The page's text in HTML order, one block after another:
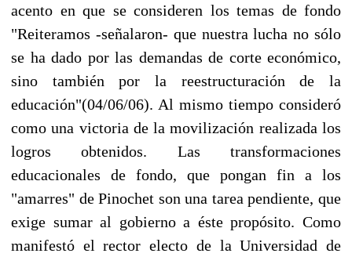
acento en que se consideren los temas de fondo
"Reiteramos -señalaron- que nuestra lucha no sólo
se ha dado por las demandas de corte económico,
sino también por la reestructuración de la
educación"(04/06/06). Al mismo tiempo consideró
como una victoria de la movilización realizada los
logros obtenidos. Las transformaciones
educacionales de fondo, que pongan fin a los
"amarres" de Pinochet son una tarea pendiente, que
exige sumar al gobierno a éste propósito. Como
manifestó el rector electo de la Universidad de